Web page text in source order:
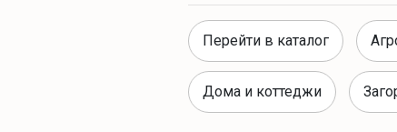
Перейти в каталог
Дома и коттеджи